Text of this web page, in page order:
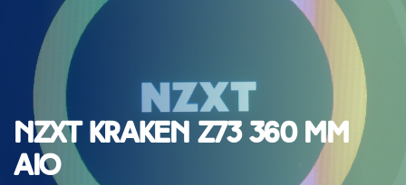
NZXT Kraken Z73 360 mm
AIO